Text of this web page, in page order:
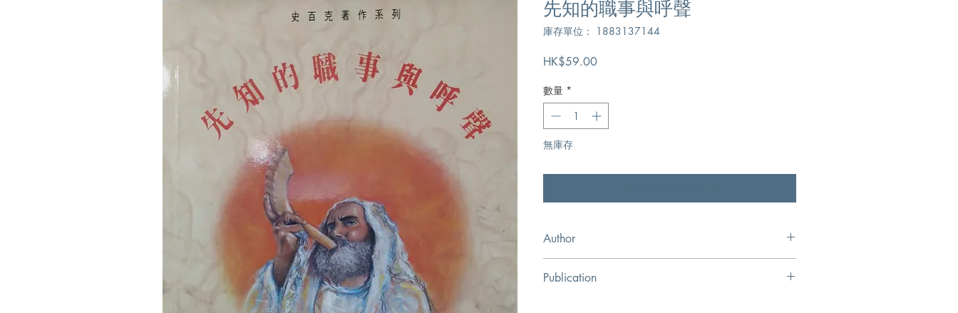
先知的職事與呼聲
庫存單位： 1883137144
HK$59.00價
數量 *
無庫存
Author
Publication